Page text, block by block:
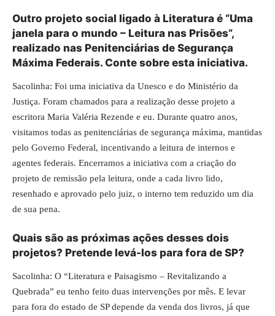
Outro projeto social ligado à Literatura é “Uma
janela para o mundo – Leitura nas Prisões”,
realizado nas Penitenciárias de Segurança
Máxima Federais. Conte sobre esta iniciativa.
Sacolinha: Foi uma iniciativa da Unesco e do Ministério da
Justiça. Foram chamados para a realização desse projeto a
escritora Maria Valéria Rezende e eu. Durante quatro anos,
visitamos todas as penitenciárias de segurança máxima, mantidas
pelo Governo Federal, incentivando a leitura de internos e
agentes federais. Encerramos a iniciativa com a criação do
projeto de remissão pela leitura, onde a cada livro lido,
resenhado e aprovado pelo juiz, o interno tem reduzido um dia
de sua pena.
Quais são as próximas ações desses dois
projetos? Pretende levá-los para fora de SP?
Sacolinha: O “Literatura e Paisagismo – Revitalizando a
Quebrada” eu tenho feito duas intervenções por mês. E levar
para fora do estado de SP depende da venda dos livros, já que